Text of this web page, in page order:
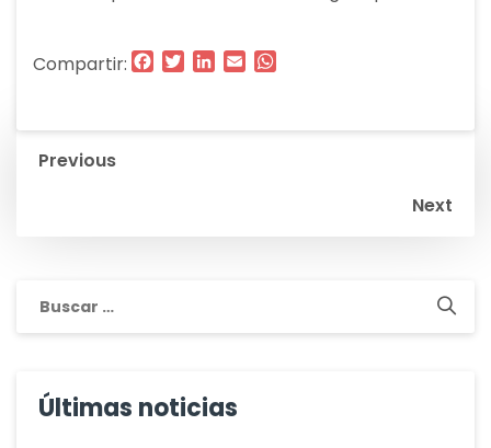
Compartir: Facebook
TwitterLinkedIn
Email
Navegación
Previous
Next
Últimas noticias